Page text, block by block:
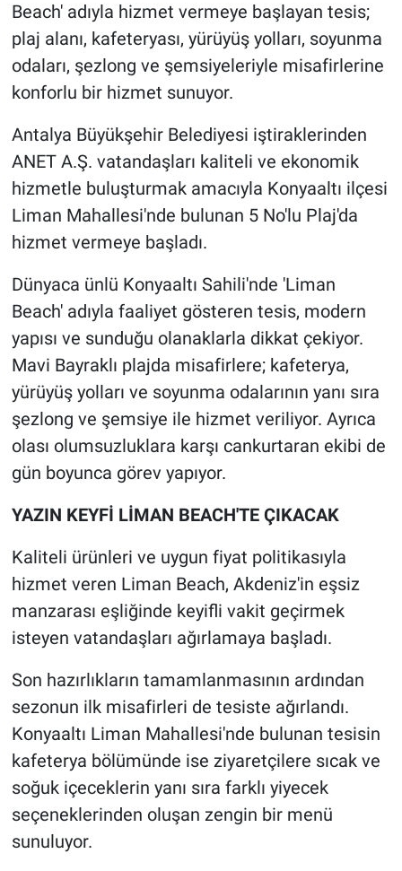
Beach' adıyla hizmet vermeye başlayan tesis;
plaj alanı, kafeteryası, yürüyüş yolları, soyunma
odaları, şezlong ve şemsiyeleriyle misafirlerine
konforlu bir hizmet sunuyor.
Antalya Büyükşehir Belediyesi iştiraklerinden
ANET A.Ş. vatandaşları kaliteli ve ekonomik
hizmetle buluşturmak amacıyla Konyaaltı ilçesi
Liman Mahallesi'nde bulunan 5 No'lu Plaj'da
hizmet vermeye başladı.
Dünyaca ünlü Konyaaltı Sahili'nde 'Liman
Beach' adıyla faaliyet gösteren tesis, modern
yapısı ve sunduğu olanaklarla dikkat çekiyor.
Mavi Bayraklı plajda misafirlere; kafeterya,
yürüyüş yolları ve soyunma odalarının yanı sıra
şezlong ve şemsiye ile hizmet veriliyor. Ayrıca
olası olumsuzluklara karşı cankurtaran ekibi de
gün boyunca görev yapıyor.
YAZIN KEYFİ LİMAN BEACH'TE ÇIKACAK
Kaliteli ürünleri ve uygun fiyat politikasıyla
hizmet veren Liman Beach, Akdeniz'in eşsiz
manzarası eşliğinde keyifli vakit geçirmek
isteyen vatandaşları ağırlamaya başladı.
Son hazırlıkların tamamlanmasının ardından
sezonun ilk misafirleri de tesiste ağırlandı.
Konyaaltı Liman Mahallesi'nde bulunan tesisin
kafeterya bölümünde ise ziyaretçilere sıcak ve
soğuk içeceklerin yanı sıra farklı yiyecek
seçeneklerinden oluşan zengin bir menü
sunuluyor.